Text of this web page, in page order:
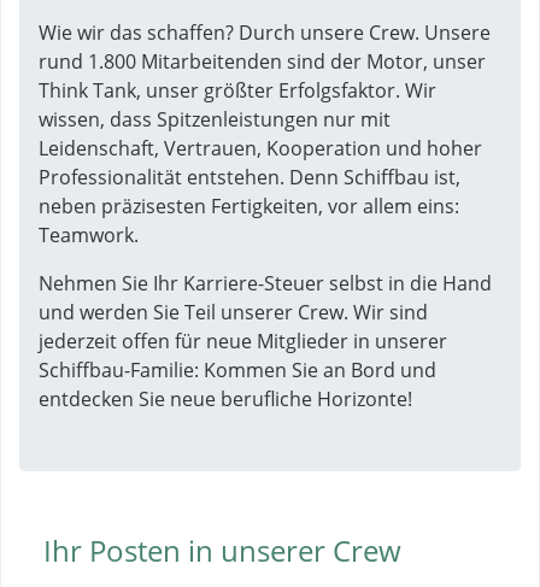
Wie wir das schaffen? Durch unsere Crew. Unsere
rund 1.800 Mitarbeitenden sind der Motor, unser
Think Tank, unser größter Erfolgsfaktor. Wir
wissen, dass Spitzenleistungen nur mit
Leidenschaft, Vertrauen, Kooperation und hoher
Professionalität entstehen. Denn Schiffbau ist,
neben präzisesten Fertigkeiten, vor allem eins:
Teamwork.
Nehmen Sie Ihr Karriere-Steuer selbst in die Hand
und werden Sie Teil unserer Crew. Wir sind
jederzeit offen für neue Mitglieder in unserer
Schiffbau-Familie: Kommen Sie an Bord und
entdecken Sie neue berufliche Horizonte!
Ihr Posten in unserer Crew